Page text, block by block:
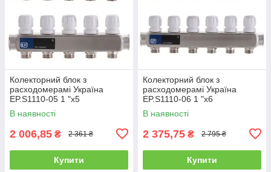
Колекторний блок з
расxодомерамі Україна
EP.S1110-05 1 "x5
В наявності
2 006,85 ₴ 2 361 ₴
Купити
Колекторний блок з
расxодомерамі Україна
EP.S1110-06 1 "x6
В наявності
2 375,75 ₴ 2 795 ₴
Купити